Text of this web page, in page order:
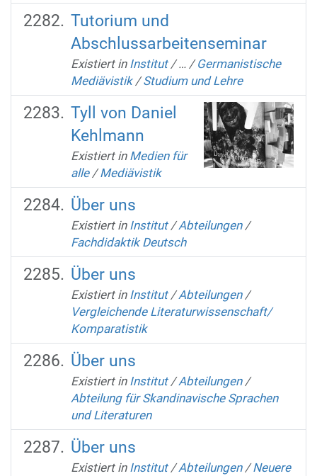
Tutorium und
Abschlussarbeitenseminar
Existiert in Institut /… /Germanistische
Mediävistik /Studium und Lehre
Tyll von Daniel
Kehlmann
Existiert in Medien für
alle /Mediävistik
Über uns
Existiert in Institut /Abteilungen /
Fachdidaktik Deutsch
Über uns
Existiert in Institut /Abteilungen /
Vergleichende Literaturwissenschaft/
Komparatistik
Über uns
Existiert in Institut /Abteilungen /
Abteilung für Skandinavische Sprachen
und Literaturen
Über uns
Existiert in Institut /Abteilungen /Neuere